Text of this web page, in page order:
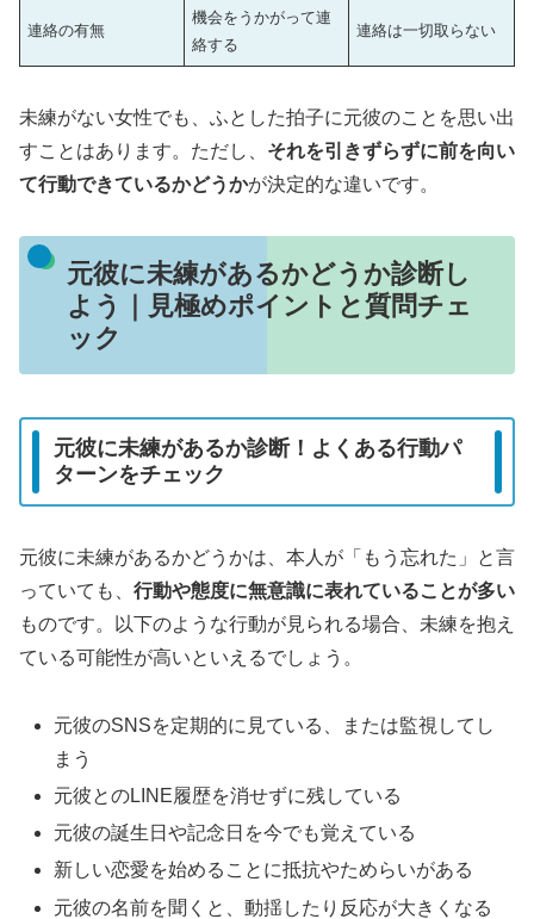
連絡の有無
機会をうかがって連
絡する
連絡は一切取らない
未練がない女性でも、ふとした拍子に元彼のことを思い出
すことはあります。ただし、 それを引きずらずに前を向い
て行動できているかどうかが決定的な違いです。
元彼に未練があるかどうか診断し
よう｜見極めポイントと質問チェ
ック
元彼に未練があるか診断！よくある行動パ
ターンをチェック
元彼に未練があるかどうかは、本人が「もう忘れた」と言
っていても、 行動や態度に無意識に表れていることが多い
ものです。以下のような行動が見られる場合、未練を抱え
ている可能性が高いといえるでしょう。
元彼のSNSを定期的に見ている、または監視してし
まう
元彼とのLINE履歴を消せずに残している
元彼の誕生日や記念日を今でも覚えている
新しい恋愛を始めることに抵抗やためらいがある
元彼の名前を聞くと、動揺したり反応が大きくなる